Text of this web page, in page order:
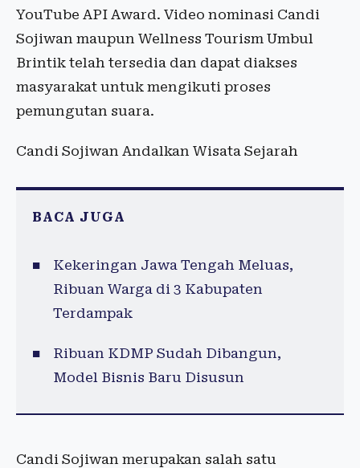
YouTube API Award. Video nominasi Candi
Sojiwan maupun Wellness Tourism Umbul
Brintik telah tersedia dan dapat diakses
masyarakat untuk mengikuti proses
pemungutan suara.
Candi Sojiwan Andalkan Wisata Sejarah
BACA JUGA
Kekeringan Jawa Tengah Meluas,
Ribuan Warga di 3 Kabupaten
Terdampak
Ribuan KDMP Sudah Dibangun,
Model Bisnis Baru Disusun
Candi Sojiwan merupakan salah satu